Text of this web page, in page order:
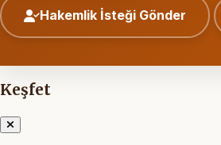
Hakemlik İsteği Gönder
Keşfet